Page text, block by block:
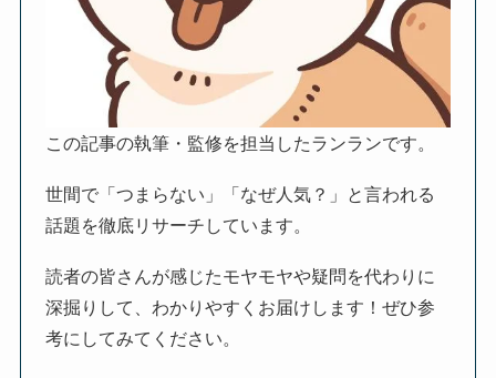
この記事の執筆・監修を担当したランランです。
世間で「つまらない」「なぜ人気？」と言われる
話題を徹底リサーチしています。
読者の皆さんが感じたモヤモヤや疑問を代わりに
深掘りして、わかりやすくお届けします！ぜひ参
考にしてみてください。